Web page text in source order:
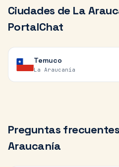
Ciudades de La
PortalChat
Temuco
La Araucanía
Preguntas
Araucanía